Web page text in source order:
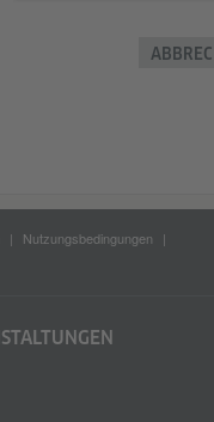
Nutzungsbedingungen